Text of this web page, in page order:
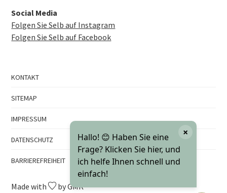
Hallo! 😊 Haben Sie eine
Frage? Klicken Sie hier, und
ich helfe Ihnen schnell und
einfach!
×
Social Media
Folgen Sie Selb auf Instagram
Folgen Sie Selb auf Facebook
KONTAKT
SITEMAP
IMPRESSUM
DATENSCHUTZ
BARRIEREFREIHEIT
Made with by GMK